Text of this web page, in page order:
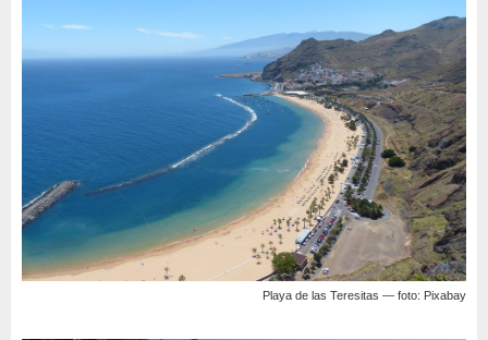
Playa de las Teresitas — foto: Pixabay